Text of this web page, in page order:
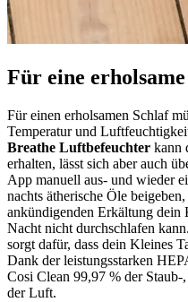
Für eine
Für einen erholsamen Schlaf
Temperatur und
Breathe Luftbefeuchter kann
erhalten, lässt sich aber auch
App manuell aus- und wieder
nachts ätherische Öle
ankündigenden Erkältung dein
Nacht nicht durchschlafen
sorgt dafür, dass dein Kleines
Dank der leistungsstarken
Cosi Clean 99,97 % der
der Luft.